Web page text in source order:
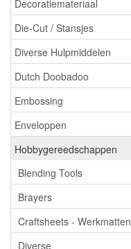
Decoratiemateriaal
Die-Cut / Stansjes
Diverse Hulpmiddelen
Dutch Doobadoo
Embossing
Enveloppen
Hobbygereedschappen
Blending Tools
Brayers
Craftsheets - Werkmatten
Diverse